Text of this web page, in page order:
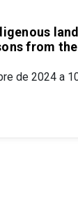
from
de 2024 a